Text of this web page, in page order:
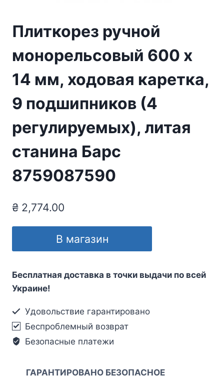
Плиткорез ручной
монорельсовый 600 х
14 мм, ходовая каретка,
9 подшипников (4
регулируемых), литая
станина Барс
8759087590
₴ 2,774.00
В магазин
Бесплатная доставка в точки выдачи по всей
Украине!
Удовольствие гарантировано
Беспроблемный возврат
Безопасные платежи
ГАРАНТИРОВАНО БЕЗОПАСНОЕ